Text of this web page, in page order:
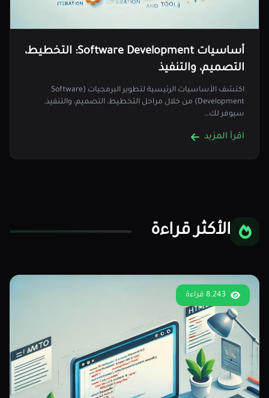
أساسيات Software Development: التخطيط،
التصميم، والتنفيذ
اكتشف الأساسيات الرئيسية لتطوير البرمجيات (Software
Development) من خلال مراحل التخطيط، التصميم، والتنفيذ.
سيوفر لك…
اقرأ المزيد
الأكثر قراءة
8,243 قراءة